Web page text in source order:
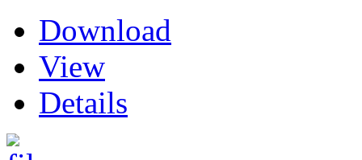
Download
View
Details